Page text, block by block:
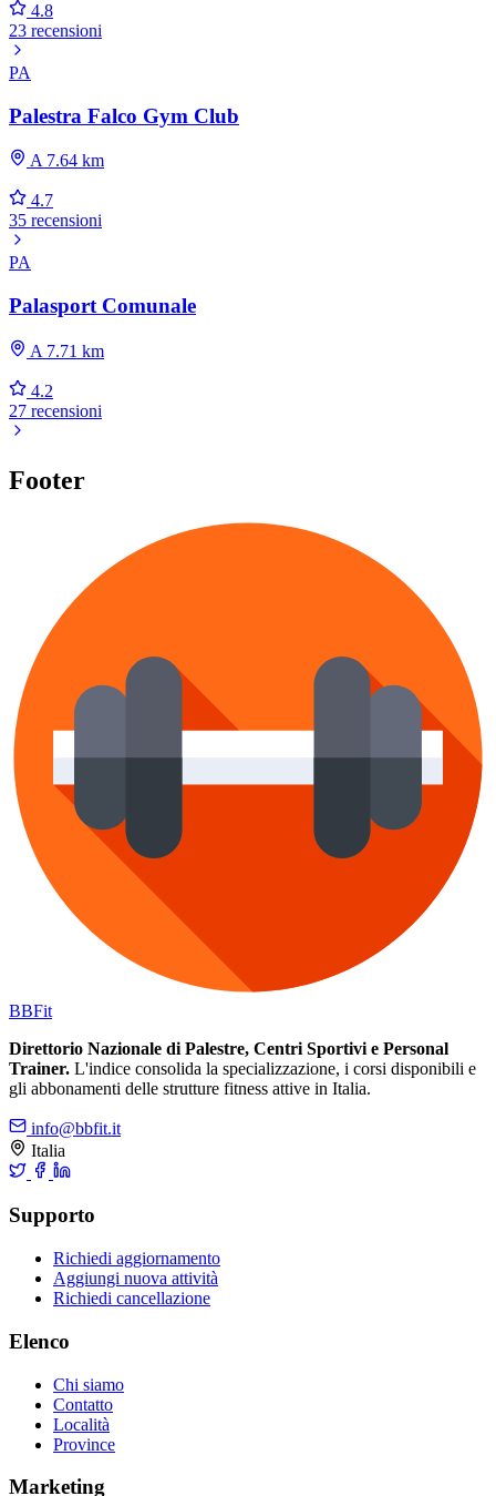
4.8
23 recensioni
PA
Palestra Falco Gym Club
A 7.64 km
4.7
35 recensioni
PA
Palasport Comunale
A 7.71 km
4.2
27 recensioni
Footer
BBFit
Direttorio Nazionale di Palestre, Centri Sportivi e Personal
Trainer. L'indice consolida la specializzazione, i corsi disponibili e
gli abbonamenti delle strutture fitness attive in Italia.
info@bbfit.it
Italia
Supporto
Richiedi aggiornamento
Aggiungi nuova attività
Richiedi cancellazione
Elenco
Chi siamo
Contatto
Località
Province
Marketing